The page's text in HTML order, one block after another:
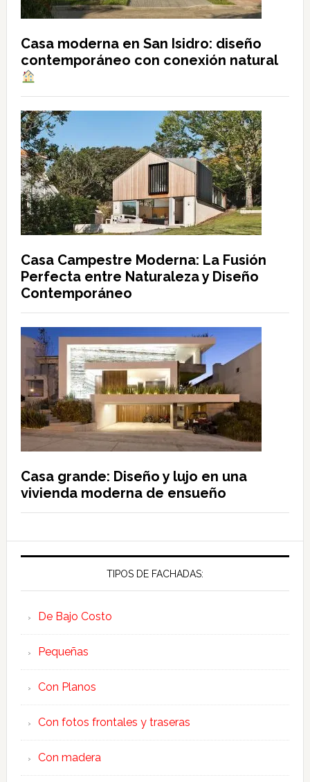
Casa moderna en San Isidro: diseño
contemporáneo con conexión natural
Casa Campestre Moderna: La Fusión
Perfecta entre Naturaleza y Diseño
Contemporáneo
Casa grande: Diseño y lujo en una
vivienda moderna de ensueño
TIPOS DE FACHADAS:
De Bajo Costo
Pequeñas
Con Planos
Con fotos frontales y traseras
Con madera